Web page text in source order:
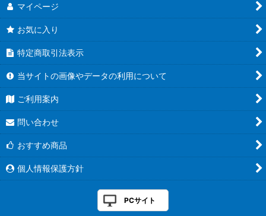
マイページ
お気に入り
特定商取引法表示
当サイトの画像やデータの利用について
ご利用案内
問い合わせ
おすすめ商品
個人情報保護方針
PCサイト